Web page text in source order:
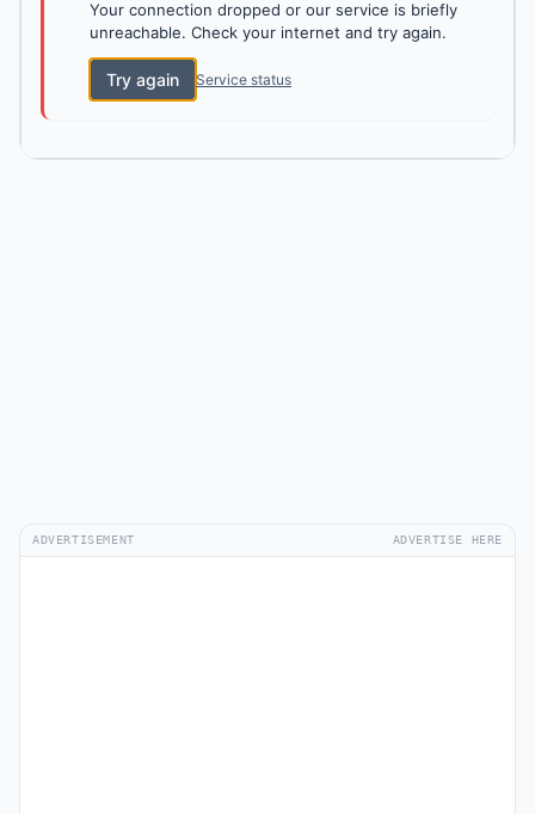
Your connection dropped or our service is briefly
unreachable. Check your internet and try again.
Try again Service status
ADVERTISEMENT ADVERTISE HERE